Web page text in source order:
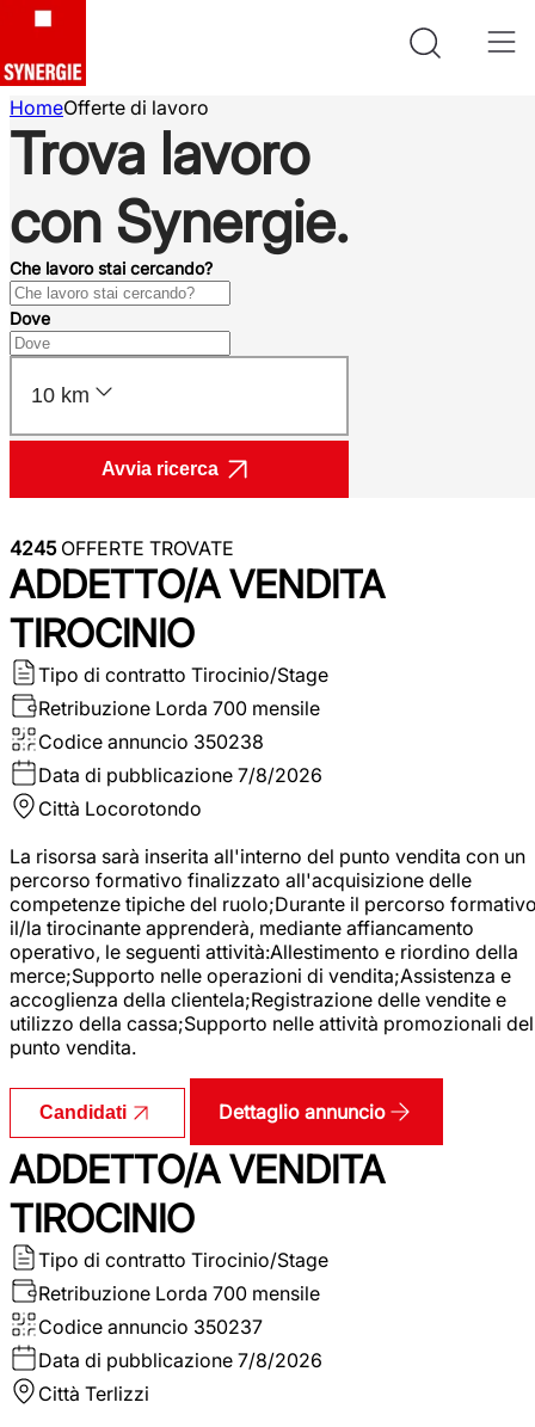
HomeOfferte di lavoro
Trova lavoro
con Synergie.
Che lavoro stai cercando?
Dove
10 km
Avvia ricerca
4245OFFERTE TROVATE
ADDETTO/A VENDITA
TIROCINIO
Tipo di contratto Tirocinio/Stage
Retribuzione Lorda 700 mensile
Codice annuncio 350238
Data di pubblicazione 7/8/2026
Città Locorotondo
La risorsa sarà inserita all'interno del punto vendita con un
percorso formativo finalizzato all'acquisizione delle
competenze tipiche del ruolo;Durante il percorso
il/la tirocinante apprenderà, mediante affiancamento
operativo, le seguenti attività:Allestimento e riordino della
merce;Supporto nelle operazioni di vendita;Assistenza e
accoglienza della clientela;Registrazione delle vendite e
utilizzo della cassa;Supporto nelle attività promozionali del
punto vendita.
Candidati Dettaglio annuncio
ADDETTO/A VENDITA
TIROCINIO
Tipo di contratto Tirocinio/Stage
Retribuzione Lorda 700 mensile
Codice annuncio 350237
Data di pubblicazione 7/8/2026
Città Terlizzi